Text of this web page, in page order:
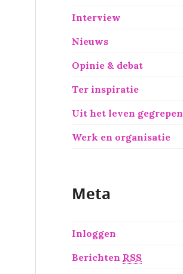
Interview
Nieuws
Opinie & debat
Ter inspiratie
Uit het leven gegrepen
Werk en organisatie
Meta
Inloggen
Berichten RSS